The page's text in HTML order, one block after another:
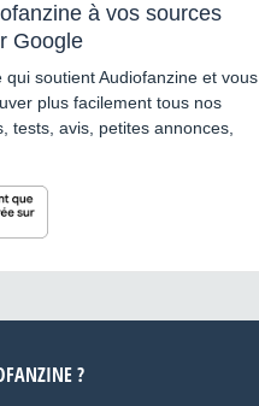
à vos sources
Google
qui soutient Audiofanzine et vous
plus facilement tous nos
tests, avis, petites annonces,
?